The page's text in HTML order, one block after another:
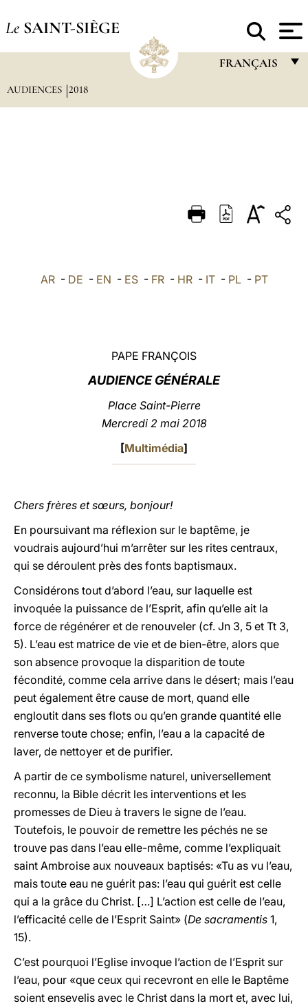
Le SAINT-SIÈGE
FRANÇAIS
DEUTSCH
العربيّة
AUDIENCES 2018
AR- DE - EN - ES- FR- HR- IT- PL- PT
PAPE FRANÇOIS
AUDIENCE GÉNÉRALE
Place Saint-Pierre
Mercredi 2 mai 2018
[Multimédia]
Chers frères et sœurs, bonjour!
En poursuivant ma réflexion sur le baptême, je
voudrais aujourd’hui m’arrêter sur les rites centraux,
qui se déroulent près des fonts baptismaux.
Considérons tout d’abord l’eau, sur laquelle est
invoquée la puissance de l’Esprit, afin qu’elle ait la
force de régénérer et de renouveler (cf. Jn 3, 5 et Tt 3,
5). L’eau est matrice de vie et de bien-être, alors que
son absence provoque la disparition de toute
fécondité, comme cela arrive dans le désert; mais l’eau
peut également être cause de mort, quand elle
engloutit dans ses flots ou qu’en grande quantité elle
renverse toute chose; enfin, l’eau a la capacité de
laver, de nettoyer et de purifier.
A partir de ce symbolisme naturel, universellement
reconnu, la Bible décrit les interventions et les
promesses de Dieu à travers le signe de l’eau.
Toutefois, le pouvoir de remettre les péchés ne se
trouve pas dans l’eau elle-même, comme l’expliquait
saint Ambroise aux nouveaux baptisés: «Tu as vu l’eau,
mais toute eau ne guérit pas: l’eau qui guérit est celle
qui a la grâce du Christ. […] L’action est celle de l’eau,
l’efficacité celle de l’Esprit Saint» (De sacramentis 1,
15).
C’est pourquoi l’Eglise invoque l’action de l’Esprit sur
l’eau, pour «que ceux qui recevront en elle le Baptême
soient ensevelis avec le Christ dans la mort et, avec lui,